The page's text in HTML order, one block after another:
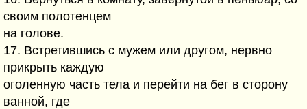
своим полотенцем
на голове.
17. Встретившись с мужем или другом, нервно
прикрыть каждую
оголенную часть тела и перейти на бег в сторону
ванной, где